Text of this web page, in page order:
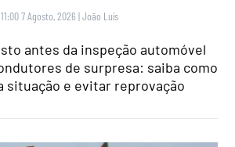
11:00 7 Agosto, 2026 |João Luís
antes da inspeção automóvel
de surpresa: saiba como
situação e evitar reprovação